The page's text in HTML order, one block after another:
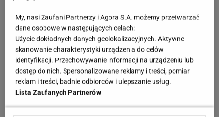
od wewnątrz. Swojego czasu miałam
ogromne problemy z wypadaniem. Przez
przypadek odkryłam, że na włosy pomaga mi
melatonina. Brałam ją na noc, żeby lepiej
spać. Włosy zaczęły rosnąć jak szalone.
Później zaczęłam gdzieś czytać na ten temat
i faktycznie melatonina działa na wypadające
włosy - odpisała aktorka.
My, nasi Zaufani Partnerzy i Agora S.A. możemy przetwarzać
dane osobowe w następujących celach:
Użycie dokładnych danych geolokalizacyjnych. Aktywne
skanowanie charakterystyki urządzenia do celów
identyfikacji. Przechowywanie informacji na urządzeniu lub
dostęp do nich. Spersonalizowane reklamy i treści, pomiar
reklam i treści, badnie odbiorców i ulepszanie usług.
Lista Zaufanych Partnerów